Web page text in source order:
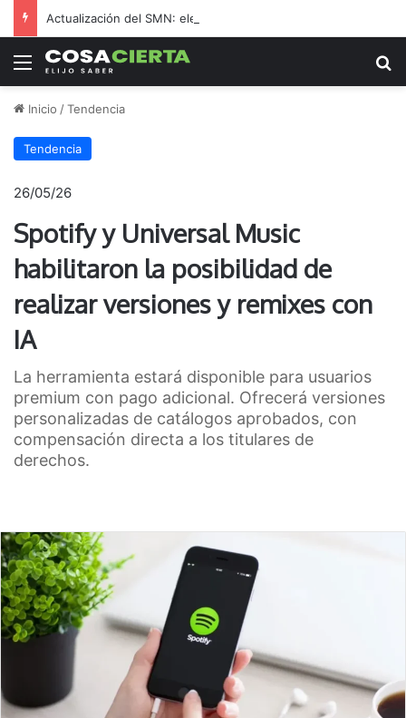
Menú
Inicio /Tendencia
Tendencia
26/05/26
Spotify y Universal Music
habilitaron la posibilidad de
realizar versiones y remixes con
IA
La herramienta estará disponible para usuarios
premium con pago adicional. Ofrecerá versiones
personalizadas de catálogos aprobados, con
compensación directa a los titulares de
derechos.